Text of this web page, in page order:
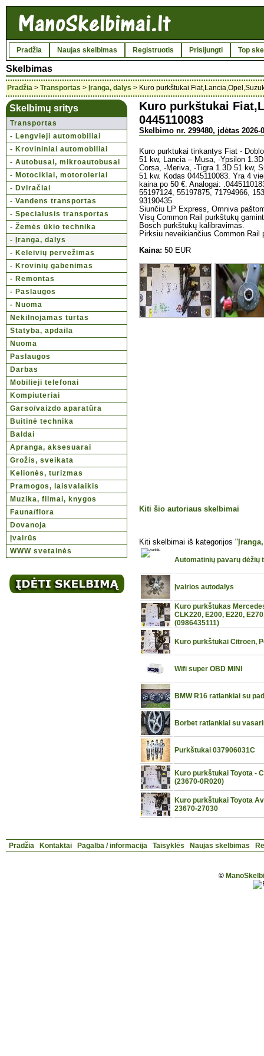
Pradžia Naujas skelbimas Registruotis Prisijungti Top
Skelbimas
Pradžia > Transportas > Įranga, dalys > Kuro purkštukai
Skelbimų sritys
Transportas
- Lengvieji automobiliai
- Krovininiai automobiliai
- Autobusai, mikroautobusai
- Motociklai, motoroleriai
- Dviračiai
- Vandens transportas
- Specialusis transportas
- Žemės ūkio technika
- Įranga, dalys
- Keleivių pervežimas
- Krovinių gabenimas
- Remontas
- Paslaugos
- Nuoma
Nekilnojamas turtas
Statyba, apdaila
Nuoma
Paslaugos
Darbas
Mobilieji telefonai
Kompiuteriai
Garso/vaizdo aparatūra
Buitinė technika
Baldai
Apranga, aksesuarai
Grožis, sveikata
Kelionės, turizmas
Pramogos, laisvalaikis
Muzika, filmai, knygos
Fauna/flora
Dovanoja
Įvairūs
WWW svetainės
Kuro purkštukai
0445110083
Skelbimo nr. 299480, įdėtas 2026-
Kuro purktukai tinkantys Fiat -
51 kw, Lancia – Musa, -Ypsilon
Corsa, -Meriva, -Tigra 1.3D 51 kw,
51 kw. Kodas 0445110083. Yra 4
kaina po 50 €. Analogai:
55197124, 55197875, 71794966,
93190435.
Siunčiu LP Express, Omniva
Visų Common Rail purkštukų
Bosch purkštukų kalibravimas.
Pirksiu neveikiančius Common Rail
Kaina: 50 EUR
Kiti šio autoriaus skelbimai
Kiti skelbimai iš kategorijos "
Automatinių pavarų dėžių
Įvairios autodalys
Kuro purkštukas
CLK220, E200, E220,
(0986435111)
Kuro purkštukai Citroen,
Wifi super OBD MINI
BMW R16 ratlankiai su
Borbet ratlankiai su
Purkštukai 037906031C
Kuro purkštukai Toyota -
(23670-0R020)
Kuro purkštukai Toyota
23670-27030
Pradžia Kontaktai Pagalba / informacija Taisyklės Naujas skelbimas
©